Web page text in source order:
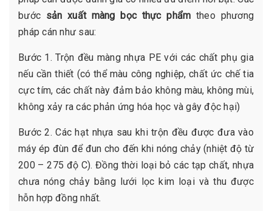
bước sản xuất màng bọc thực phẩm theo phương
pháp cán như sau:
Bước 1. Trộn đều màng nhựa PE với các chất phụ gia
nếu cần thiết (có thể màu công nghiệp, chất ức chế tia
cực tím, các chất này đảm bảo không màu, không mùi,
không xảy ra các phản ứng hóa học và gây độc hại)
Bước 2. Các hạt nhựa sau khi trộn đều được đưa vào
máy ép đùn để đun cho đến khi nóng chảy (nhiệt độ từ
200 – 275 độ C). Đồng thời loại bỏ các tạp chất, nhựa
chưa nóng chảy bằng lưới lọc kim loại và thu được
hỗn hợp đồng nhất.